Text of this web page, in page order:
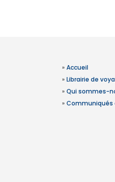
» Accueil
» Librairie de
» Qui sommes-
» Communiqués